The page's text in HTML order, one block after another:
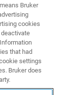
Bruker
cookies
deactivate
that had
settings
Bruker does